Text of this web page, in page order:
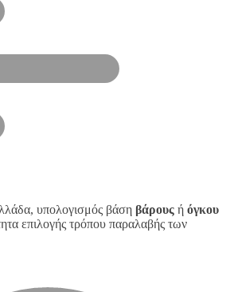
υπολογισμός βάση βάρους ή όγκου
επιλογής τρόπου παραλαβής των